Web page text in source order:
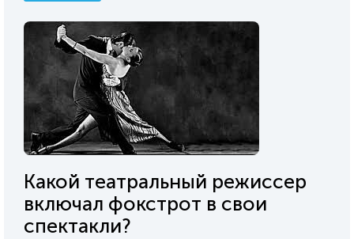
Какой театральный режиссер
включал фокстрот в свои
спектакли?